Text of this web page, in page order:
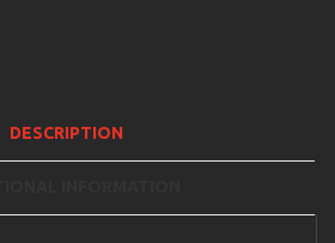
DESCRIPTION